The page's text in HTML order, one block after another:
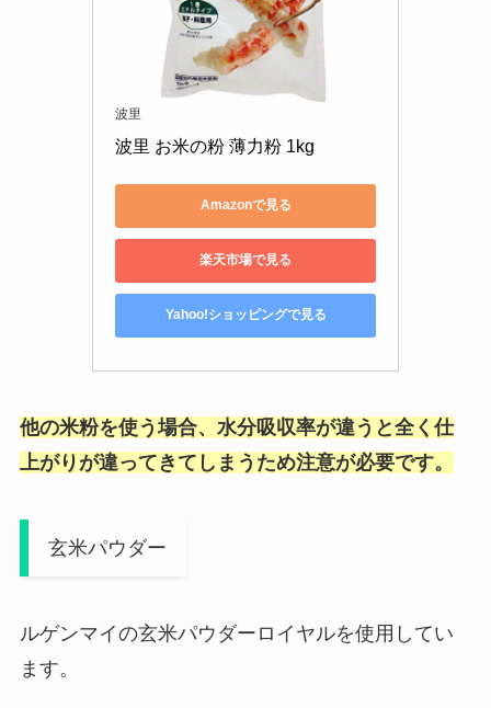
波里
波里 お米の粉 薄力粉 1kg
Amazonで見る
楽天市場で見る
Yahoo!ショッピングで見る
他の米粉を使う場合、水分吸収率が違うと全く仕
上がりが違ってきてしまうため注意が必要です。
玄米パウダー
ルゲンマイの玄米パウダーロイヤルを使用してい
ます。